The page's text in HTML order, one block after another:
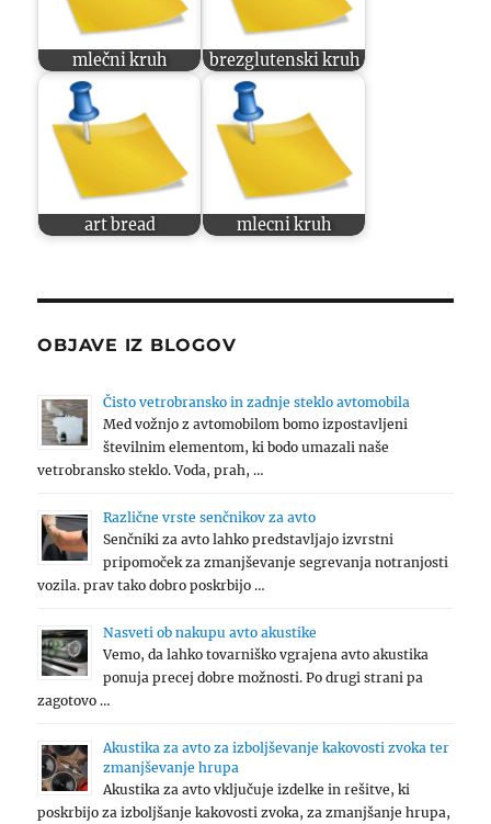
mlečni kruh brezglutenski kruh
art bread mlecni kruh
OBJAVE IZ BLOGOV
Čisto vetrobransko in zadnje steklo avtomobila
Med vožnjo z avtomobilom bomo izpostavljeni
številnim elementom, ki bodo umazali naše
vetrobransko steklo. Voda, prah, …
Različne vrste senčnikov za avto
Senčniki za avto lahko predstavljajo izvrstni
pripomoček za zmanjševanje segrevanja notranjosti
vozila. prav tako dobro poskrbijo …
Nasveti ob nakupu avto akustike
Vemo, da lahko tovarniško vgrajena avto akustika
ponuja precej dobre možnosti. Po drugi strani pa
zagotovo …
Akustika za avto za izboljševanje kakovosti zvoka ter
zmanjševanje hrupa
Akustika za avto vključuje izdelke in rešitve, ki
poskrbijo za izboljšanje kakovosti zvoka, za zmanjšanje hrupa,